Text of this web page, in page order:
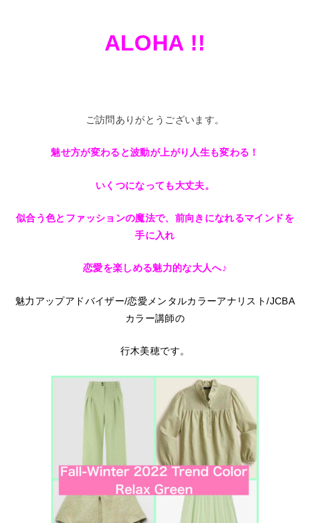
ALOHA !!
ご訪問ありがとうございます。
魅せ方が変わると波動が上がり人生も変わる！
いくつになっても大丈夫。
似合う色とファッションの魔法で、前向きになれるマインドを
手に入れ
恋愛を楽しめる魅力的な大人へ♪
魅力アップアドバイザー/恋愛メンタルカラーアナリスト/JCBA
カラー講師の
行木美穂です。